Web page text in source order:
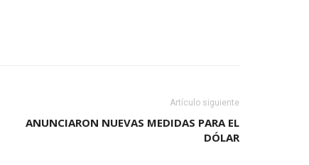
Artículo siguiente
ANUNCIARON NUEVAS MEDIDAS PARA EL
DÓLAR